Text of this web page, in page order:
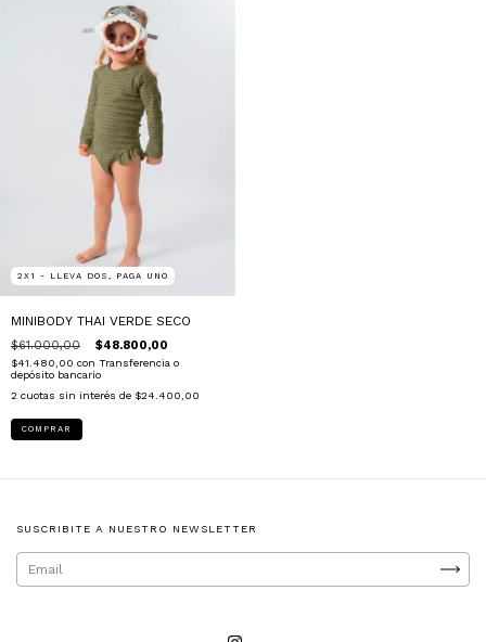
2X1 - LLEVA DOS, PAGA UNO
MINIBODY THAI VERDE SECO
$61.000,00 $48.800,00
$41.480,00 con Transferencia o
depósito bancario
2 cuotas sin interés de $24.400,00
COMPRAR
SUSCRIBITE A NUESTRO NEWSLETTER